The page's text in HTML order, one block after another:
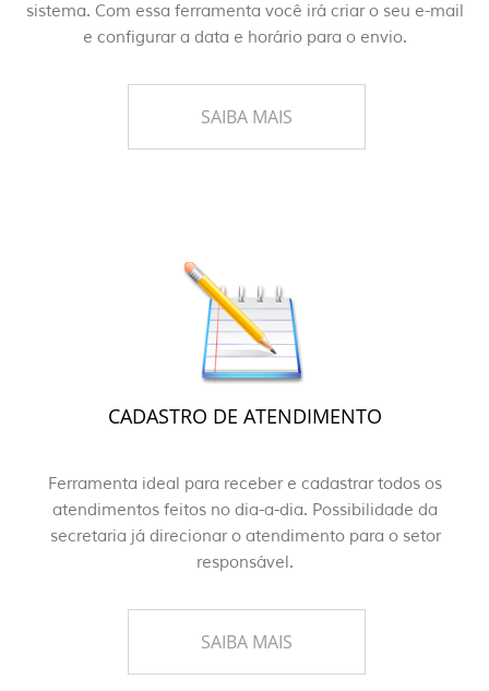
sistema. Com essa ferramenta você irá criar o seu e-mail
e configurar a data e horário para o envio.
SAIBA MAIS
CADASTRO DE ATENDIMENTO
Ferramenta ideal para receber e cadastrar todos os
atendimentos feitos no dia-a-dia. Possibilidade da
secretaria já direcionar o atendimento para o setor
responsável.
SAIBA MAIS